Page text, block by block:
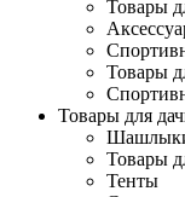
Товары
Товары
Товары для
Товары
Тенты